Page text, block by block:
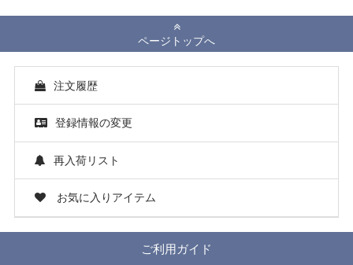
ページトップへ
注文履歴
登録情報の変更
再入荷リスト
お気に入りアイテム
ご利用ガイド